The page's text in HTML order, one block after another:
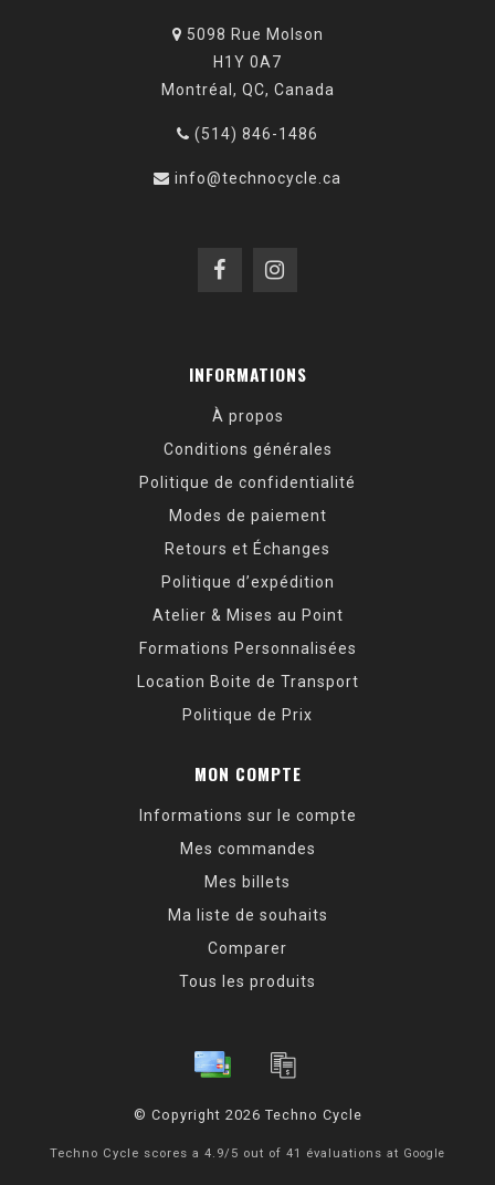
5098 Rue Molson
H1Y 0A7
Montréal, QC, Canada
(514) 846-1486
info@technocycle.ca
INFORMATIONS
À propos
Conditions générales
Politique de confidentialité
Modes de paiement
Retours et Échanges
Politique d’expédition
Atelier & Mises au Point
Formations Personnalisées
Location Boite de Transport
Politique de Prix
MON COMPTE
Informations sur le compte
Mes commandes
Mes billets
Ma liste de souhaits
Comparer
Tous les produits
© Copyright 2026 Techno Cycle
Techno Cycle scores a 4.9/ 5 out of 41 évaluations at Google